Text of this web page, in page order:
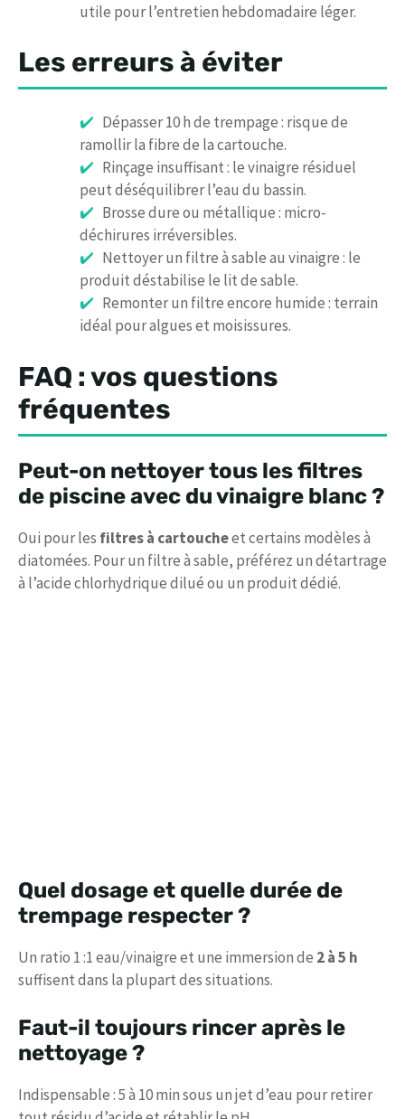
utile pour l’entretien hebdomadaire léger.
Les erreurs à éviter
Dépasser 10 h de trempage : risque de
ramollir la fibre de la cartouche.
Rinçage insuffisant : le vinaigre résiduel
peut déséquilibrer l’eau du bassin.
Brosse dure ou métallique : micro-
déchirures irréversibles.
Nettoyer un filtre à sable au vinaigre : le
produit déstabilise le lit de sable.
Remonter un filtre encore humide : terrain
idéal pour algues et moisissures.
FAQ : vos questions
fréquentes
Peut-on nettoyer tous les filtres
de piscine avec du vinaigre blanc ?
Oui pour les filtres à cartoucheet certains modèles à
diatomées. Pour un filtre à sable, préférez un détartrage
à l’acide chlorhydrique dilué ou un produit dédié.
Quel dosage et quelle durée de
trempage respecter ?
Un ratio 1 :1 eau/vinaigre et une immersion de 2 à 5 h
suffisent dans la plupart des situations.
Faut-il toujours rincer après le
nettoyage ?
Indispensable : 5 à 10 min sous un jet d’eau pour retirer